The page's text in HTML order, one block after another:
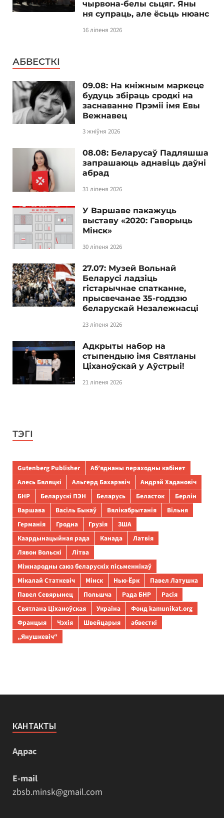
чырвона-белы сьцяг. Яны
ня супраць, але ёсьць нюанс
16 ліпеня 2026
АБВЕСТКІ
09.08: На кніжным маркеце
будуць збіраць сродкі на
заснаванне Прэміі імя Евы
Вежнавец
3 жніўня 2026
08.08: Беларусаў Падляшша
запрашаюць аднавіць даўні
абрад
31 ліпеня 2026
У Варшаве пакажуць
выставу «2020: Гаворыць
Мінск»
30 ліпеня 2026
27.07: Музей Вольнай
Беларусі ладзіць
гістарычнае спатканне,
прысвечанае 35-годдзю
беларускай Незалежнасці
23 ліпеня 2026
Адкрыты набор на
стыпендыю імя Святланы
Ціханоўскай у Аўстрыі!
21 ліпеня 2026
ТЭГІ
Gutenberg Publisher
Аб’яднаны пераходны кабінет
Алесь Бяляцкі
Альгерд Бахарэвіч
Андрэй Хадановіч
БНР
Беларускі ПЭН Беларусь Беласток
Берлін
Варшава
Васіль Быкаў Вялікабрытанія
Вільня
Германія
Гродна Грузія
ЗША
Каардынацыйная рада
Канада
Латвія
Лявон Вольскі
Літва
Міжнародны саюз беларускіх пісьменнікаў
Мікалай Статкевіч
Мінск Нью-Ёрк
Павел Латушка
Павел Севярынец
Польшча Рада БНР
Расія
Святлана Ціханоўская
Украіна
Фонд kamunikat.org
Францыя
Чэхія Швейцарыя
абвесткі
„Янушкевіч“
КАНТАКТЫ
Адрас
E-mail
zbsb.minsk@gmail.com